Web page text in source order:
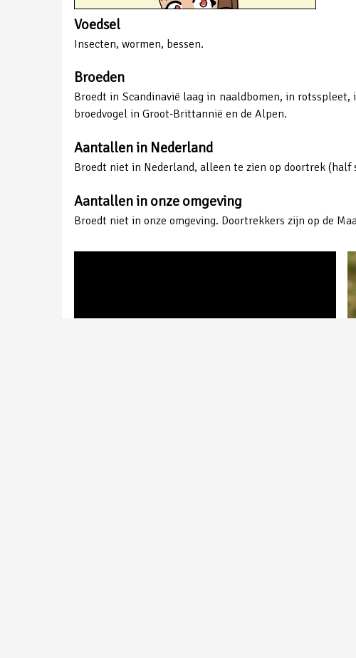
Voedsel
Insecten, wormen, bessen.
Broeden
Broedt in Scandinavië laag in naaldbomen, in
broedvogel in Groot-Brittannië en de Alpen.
Aantallen in Nederland
Broedt niet in Nederland, alleen te zien op doortrek
Aantallen in onze omgeving
Broedt niet in onze omgeving. Doortrekkers zijn op de